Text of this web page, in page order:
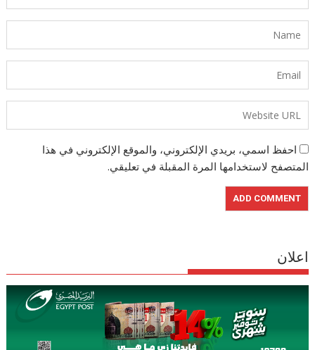
احفظ اسمي، بريدي الإلكتروني، والموقع الإلكتروني في هذا
المتصفح لاستخدامها المرة المقبلة في تعليقي.
اعلان